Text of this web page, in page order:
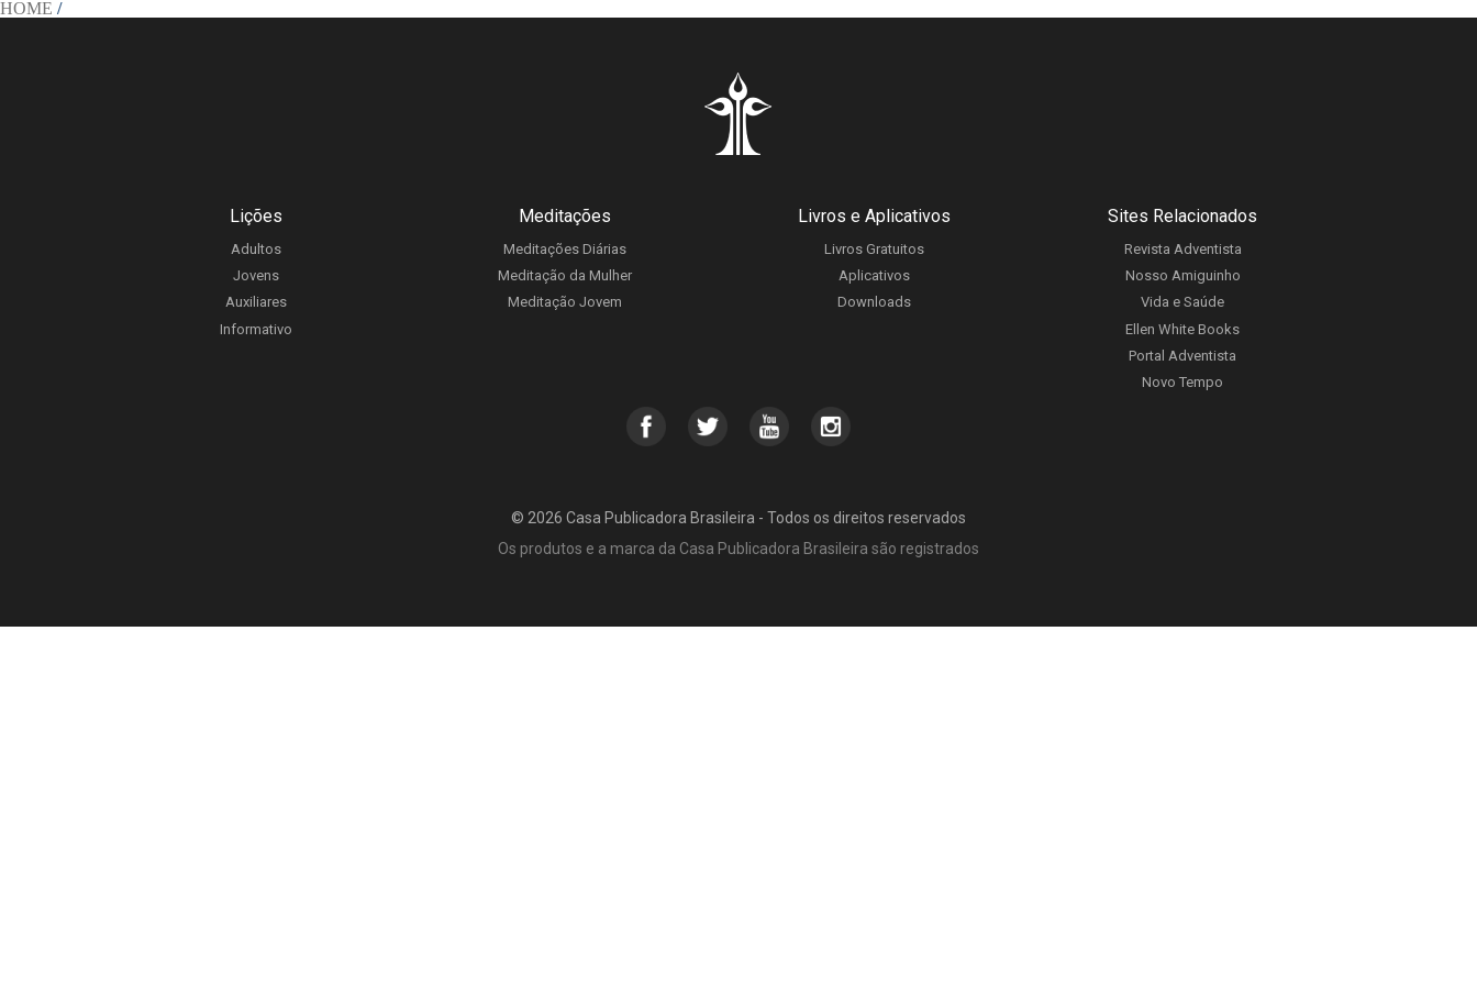
HOME /
Lições
Adultos
Jovens
Auxiliares
Informativo
Meditações
Meditações Diárias
Meditação da Mulher
Meditação Jovem
Livros e Aplicativos
Livros Gratuitos
Aplicativos
Downloads
Sites Relacionados
Revista Adventista
Nosso Amiguinho
Vida e Saúde
Ellen White Books
Portal Adventista
Novo Tempo
© 2026 Casa Publicadora Brasileira - Todos os direitos reservados
Os produtos e a marca da Casa Publicadora Brasileira são registrados